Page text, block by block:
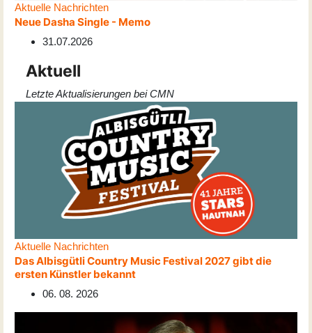
Aktuelle Nachrichten
Neue Dasha Single - Memo
31.07.2026
Aktuell
Letzte Aktualisierungen bei CMN
Aktuelle Nachrichten
Das Albisgütli Country Music Festival 2027 gibt die
ersten Künstler bekannt
06. 08. 2026